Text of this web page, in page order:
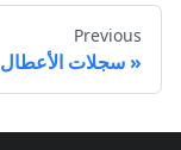
Previous
سجلات الأعطال